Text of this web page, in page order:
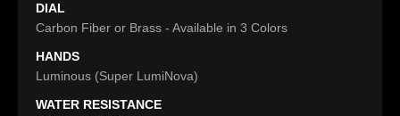
DIAL
Carbon Fiber or Brass - Available in 3 Colors
HANDS
Luminous (Super LumiNova)
WATER RESISTANCE